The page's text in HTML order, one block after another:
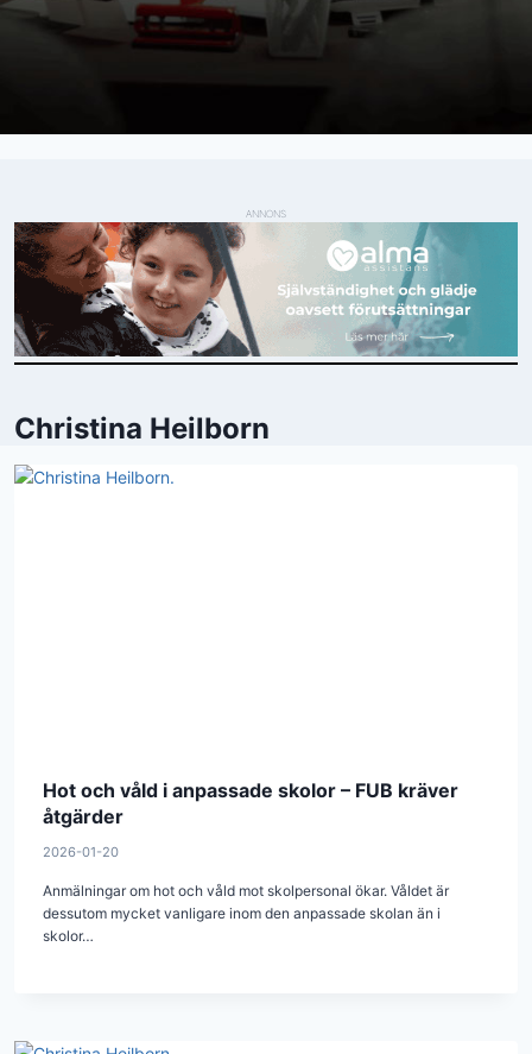
ANNONS
Christina Heilborn
Hot och våld i anpassade skolor – FUB kräver
åtgärder
2026-01-20
Anmälningar om hot och våld mot skolpersonal ökar. Våldet är
dessutom mycket vanligare inom den anpassade skolan än i
skolor…